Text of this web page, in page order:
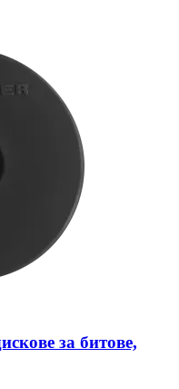
за битове,